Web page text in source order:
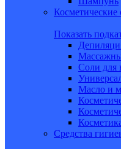
Косметические
Показать
Соли для
Масло и
Средства